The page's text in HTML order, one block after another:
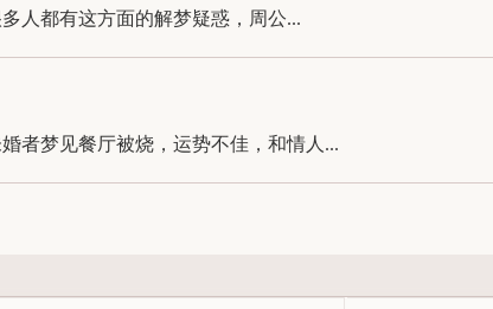
人都有这方面的解梦疑惑，周公...
者梦见餐厅被烧，运势不佳，和情人...